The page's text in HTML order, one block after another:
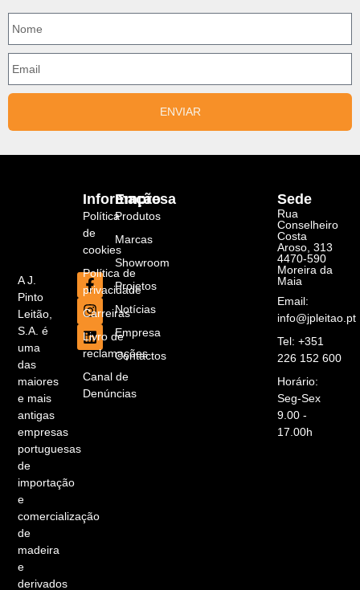
ENVIAR
A J.
Pinto
Leitão,
S.A. é
uma
das
maiores
e mais
antigas
empresas
portuguesas
de
importação
e
comercialização
de
madeira
e
derivados
Empresa
Produtos
Marcas
Showroom
Projetos
Notícias
Empresa
Contactos
Informação
Política
de
cookies
Política de
privacidade
Carreiras
Livro de
reclamações
Canal de
Denúncias
Sede
Rua
Conselheiro
Costa
Aroso, 313
4470-590
Moreira da
Maia
Email:
info@jpleitao.pt
Tel: +351
226 152 600
Horário:
Seg-Sex
9.00 -
17.00h